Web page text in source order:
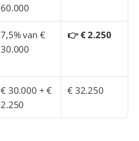
60.000
7,5% van €
30.000
👉 € 2.250
€ 30.000 + €
2.250
€ 32.250